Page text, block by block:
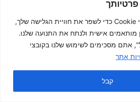
אנו משתמשים בקובצי Cookie כדי לשפר את חוויית הגלישה שלך,
מותאמים אישית ולנתח את התנועה שלנו.
אתם מסכימים לשימוש שלנו בקובצי
אתר
קבלהמרכז הרפואי S.K Medical